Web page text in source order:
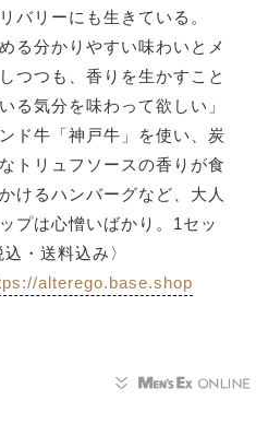
バリーにも生きている。
る分かりやすい味わいとメ
つつも、香りを生かすこと
る気分を味わって欲しい」
ド牛「神戸牛」を使い、炭
トリュフソースの香りが食
けるハンバーグなど、大人
プは心憎いばかり。1セッ
・送料込み〉
alterego.base.shop